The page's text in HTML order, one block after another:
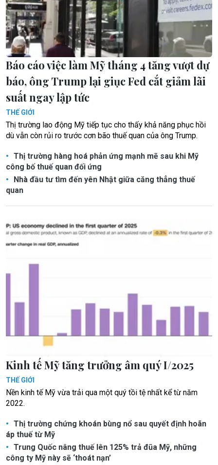
Báo cáo việc làm Mỹ tháng 4 tăng vượt dự
báo, ông Trump lại giục Fed cắt giảm lãi
suất ngay lập tức
THẾ GIỚI
Thị trường lao động Mỹ tiếp tục cho thấy khả năng phục hồi
dù vẫn còn rủi ro trước cơn bão thuế quan của ông Trump.
Thị trường hàng hoá phản ứng mạnh mẽ sau khi Mỹ
công bố thuế quan đối ứng
Nhà đầu tư tìm đến yên Nhật giữa căng thẳng thuế
quan
Kinh tế Mỹ tăng trưởng âm quý I/2025
THẾ GIỚI
Nền kinh tế Mỹ vừa trải qua một quý tồi tệ nhất kể từ năm
2022.
Thị trường chứng khoán bùng nổ sau quyết định hoãn
áp thuế từ Mỹ
Trung Quốc nâng thuế lên 125% trả đũa Mỹ, những
công ty Mỹ này sẽ ‘thoát nạn’